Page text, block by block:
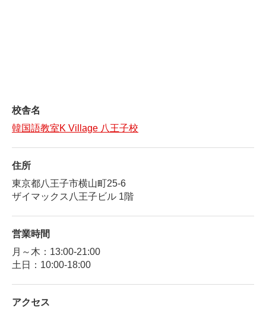
校舎名
韓国語教室K Village 八王子校
住所
東京都八王子市横山町25-6
ザイマックス八王子ビル 1階
営業時間
月～木：13:00-21:00
土日：10:00-18:00
アクセス